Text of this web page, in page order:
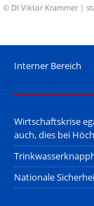
© DI Viktor Krammer |
Interner Bereich
Wirtschaftskrise
auch, dies bei
Nationale